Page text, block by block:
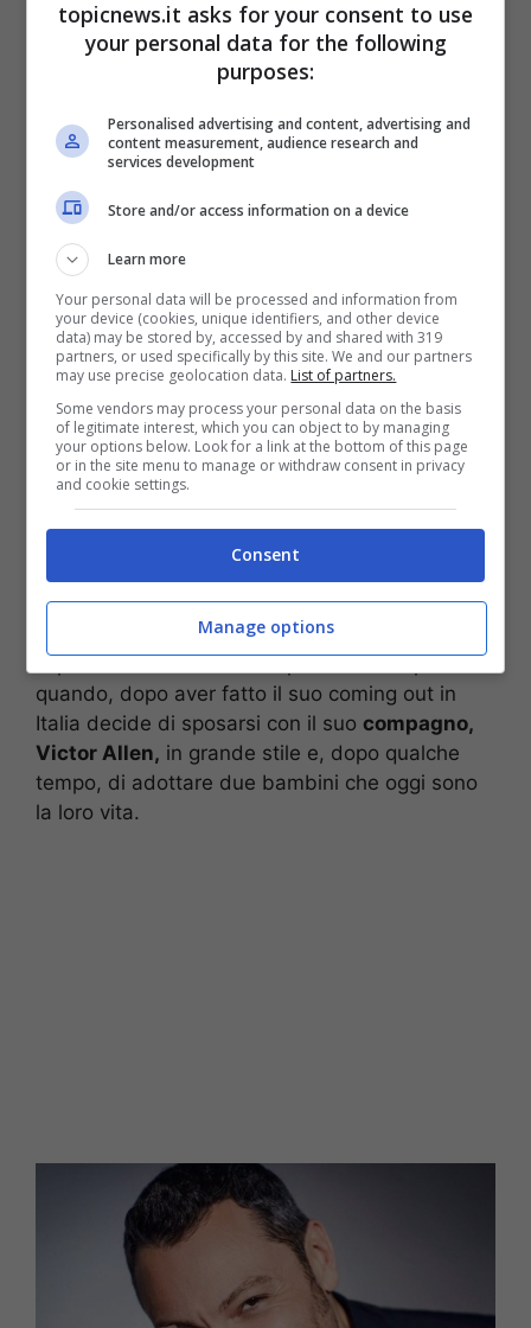
Grazie a quel successo straordinario ha iniziato
la sua carriera che lo ha portato in giro per il
Un passato turbolento; in gioventù è stato
vittima di bullismo ed è arrivato a pesare anche
più di 100 kg, poi ladipendenza dall’alcol che,
da tragedia è diventata un’opportunità.
impegno per salvare le comunità di alcolisti,
infatti, è diventato serio e costante.
E’ poi è diventato un esempio di emancipazione
quando, dopo aver fatto il suo coming out in
Italia decide di sposarsi con il suo compagno,
Victor Allen, in grande stile e, dopo qualche
tempo, di adottare due bambini che oggi sono
la loro vita.
topicnews.it asks for your consent to use
your personal data for the following
purposes:
Personalised advertising and content, advertising and
content measurement, audience research and
services development
Store and/or access information on a device
Learn more
Your personal data will be processed and information from
your device (cookies, unique identifiers, and other device
data) may be stored by, accessed by and shared with 319
partners, or used specifically by this site. We and our partners
may use precise geolocation data. List of partners.
Some vendors may process your personal data on the basis
of legitimate interest, which you can object to by managing
your options below. Look for a link at the bottom of this page
or in the site menu to manage or withdraw consent in privacy
and cookie settings.
Consent
Manage options